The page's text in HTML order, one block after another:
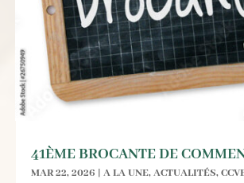
41ÈME BROCANTE DE
MAR 22, 2026 | A LA UNE,ACTUALITÉS,